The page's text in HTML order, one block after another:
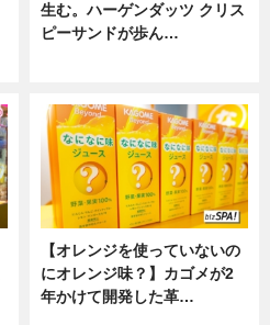
生む。ハーゲンダッツ クリス
ピーサンドが歩ん…
【オレンジを使っていないの
にオレンジ味？】カゴメが2
年かけて開発した革…